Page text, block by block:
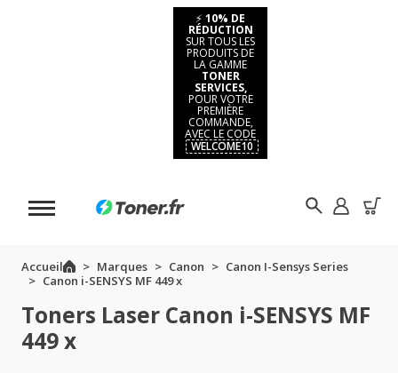
⚡ 10% DE
RÉDUCTION
SUR TOUS LES
PRODUITS DE
LA GAMME
TONER
SERVICES,
POUR VOTRE
PREMIÈRE
COMMANDE,
AVEC LE CODE
WELCOME10
Accueil Marques Canon
Canon I-Sensys Series
Canon i-SENSYS MF 449 x
Toners Laser Canon i-SENSYS MF
449 x